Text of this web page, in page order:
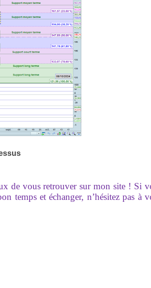
de vous retrouver sur mon site ! Si
temps et échanger, n’hésitez pas à